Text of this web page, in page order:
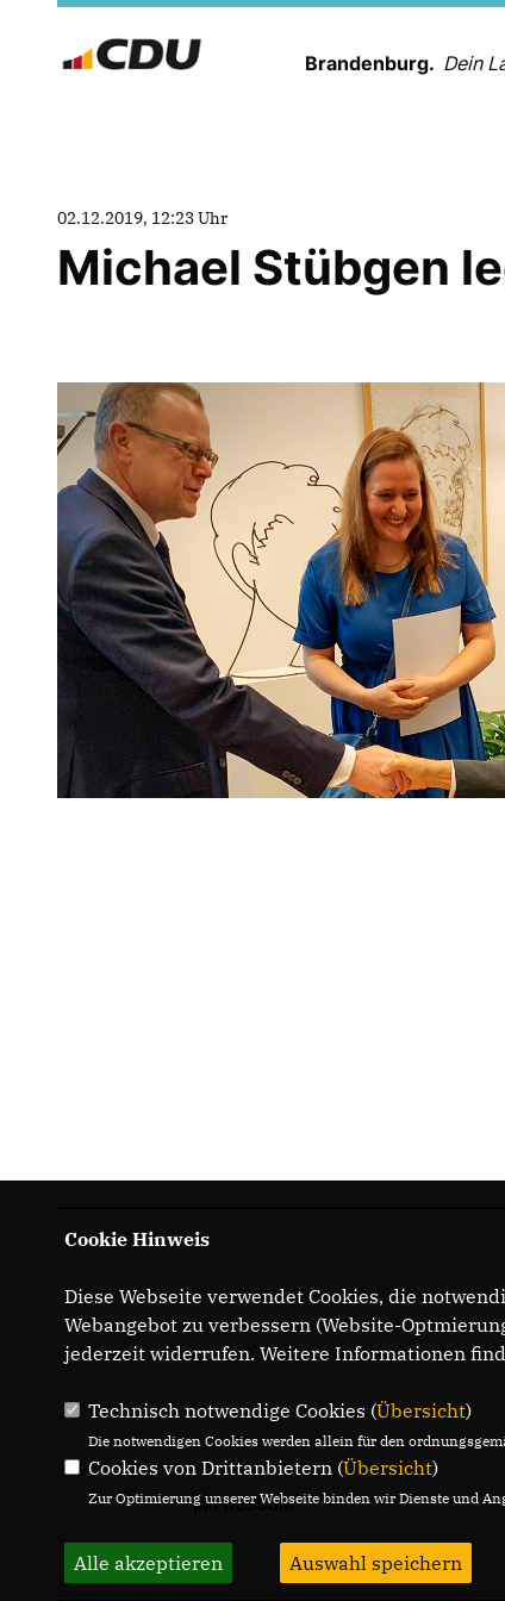
Brandenburg. Dein
02.12.2019, 12:23 Uhr
Michael Stübgen
IMPRESSUM
Cookie Hinweis
Diese Webseite verwendet Cookies, die
Webangebot zu verbessern (Website-
jederzeit widerrufen. Weitere Informationen
Technisch notwendige Cookies (Übersicht)
Die notwendigen Cookies werden allein für den
Cookies von Drittanbietern (Übersicht)
Zur Optimierung unserer Webseite binden wir Dienste und
Alle akzeptieren Auswahl speichern